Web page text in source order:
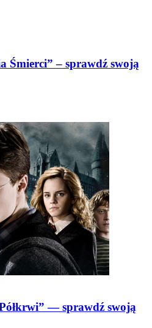
Śmierci” – sprawdź swoją
— sprawdź swoją